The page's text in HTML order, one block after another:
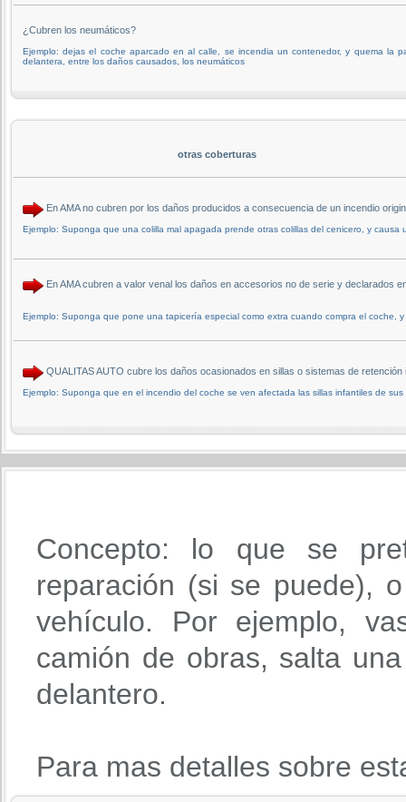
¿Cubren los neumáticos?
Ejemplo: dejas el coche aparcado en al calle, se incendia un contenedor, y quema la
delantera, entre los daños causados, los neumáticos
otras coberturas
En AMA no cubren por los daños producidos a consecuencia de un incendio
Ejemplo: Suponga que una colilla mal apagada prende otras colillas del cenicero, y causa
En AMA cubren a valor venal los daños en accesorios no de serie y declarados
Ejemplo: Suponga que pone una tapicería especial como extra cuando compra el coche,
QUALITAS AUTO cubre los daños ocasionados en sillas o sistemas de
Ejemplo: Suponga que en el incendio del coche se ven afectada las sillas infantiles de
Concepto: lo que se
reparación (si se puede),
vehículo. Por ejemplo,
camión de obras, salta
delantero.
Para mas detalles sobre